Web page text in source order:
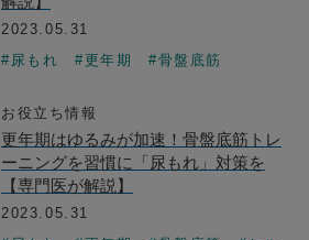
2023.05.31
#尿もれ
#更年期 #骨盤底筋
お役立ち情報
更年期はゆるみが加速！骨盤底筋トレ
ーニングを習慣に「尿もれ」対策を
【専門医が解説】
2023.05.31